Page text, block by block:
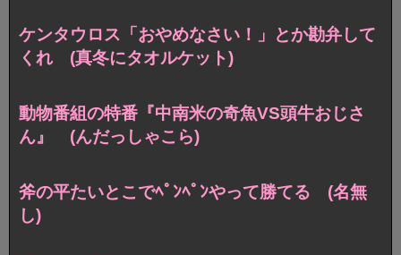
ケンタウロス「おやめなさい！」とか勘弁して
くれ (真冬にタオルケット)
動物番組の特番『中南米の奇魚VS頭牛おじさ
ん』 (んだっしゃこら)
斧の平たいとこでﾍﾟﾝﾍﾟﾝやって勝てる (名無
し)